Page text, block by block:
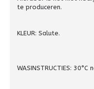
te produceren.
KLEUR: Salute.
WASINSTRUCTIES: 30°C